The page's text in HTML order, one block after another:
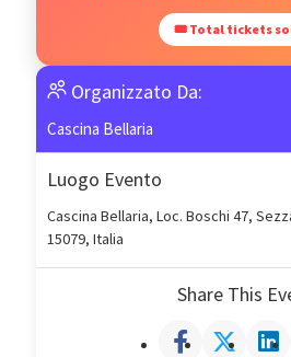
🎟 Total tickets
Organizzato Da:
Cascina Bellaria
Luogo Evento
Cascina Bellaria, Loc. Boschi 47,
15079, Italia
Share This